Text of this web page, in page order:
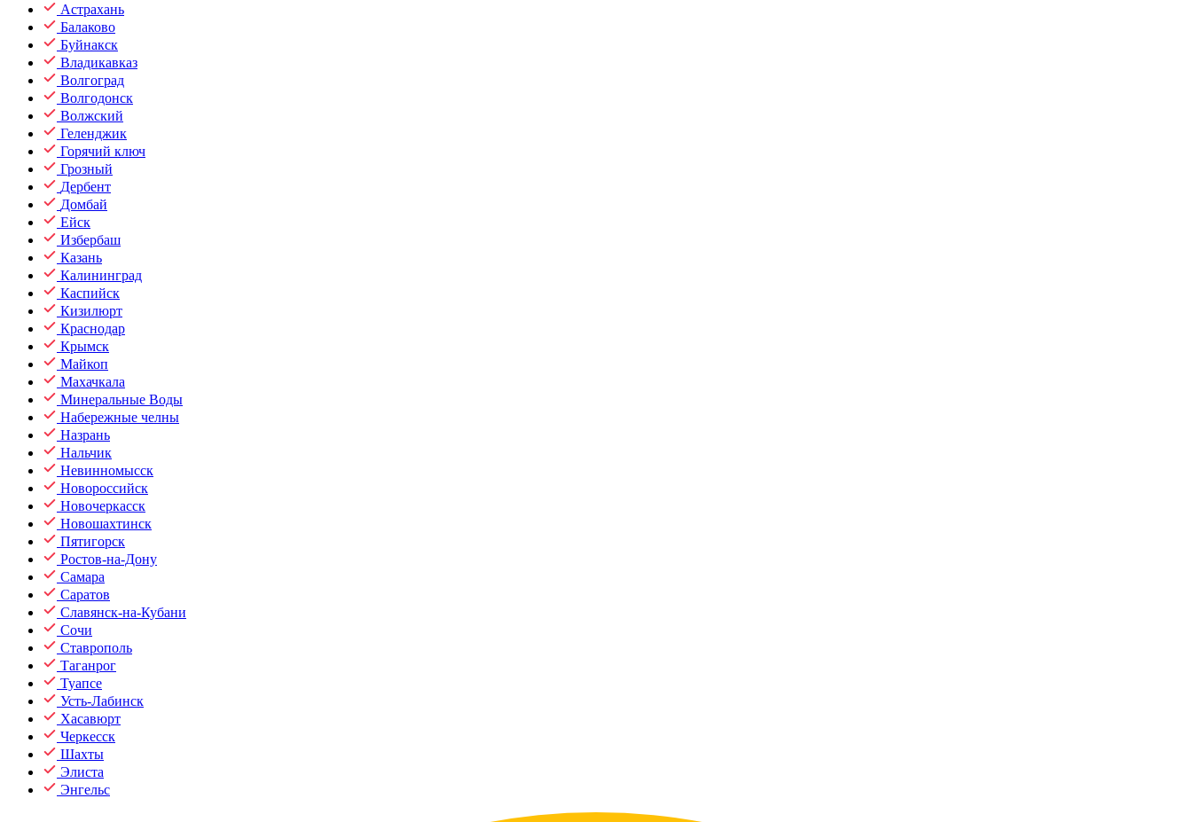
Астрахань
Балаково
Буйнакск
Владикавказ
Волгоград
Волгодонск
Волжский
Геленджик
Горячий ключ
Грозный
Дербент
Домбай
Ейск
Избербаш
Казань
Калининград
Каспийск
Кизилюрт
Краснодар
Крымск
Майкоп
Махачкала
Минеральные Воды
Набережные челны
Назрань
Нальчик
Невинномысск
Новороссийск
Новочеркасск
Новошахтинск
Пятигорск
Ростов-на-Дону
Самара
Саратов
Славянск-на-Кубани
Сочи
Ставрополь
Таганрог
Туапсе
Усть-Лабинск
Хасавюрт
Черкесск
Шахты
Элиста
Энгельс